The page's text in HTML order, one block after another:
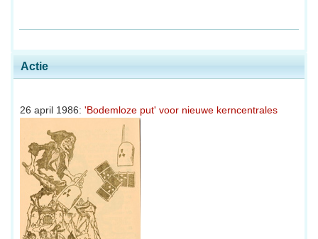
Actie
26 april 1986: 'Bodemloze put' voor nieuwe kerncentrales